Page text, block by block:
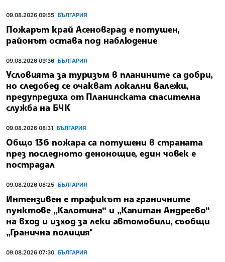
09.08.2026 09:55 БЪЛГАРИЯ
Пожарът край Асеновград е потушен,
районът остава под наблюдение
09.08.2026 09:36 БЪЛГАРИЯ
Условията за туризъм в планините са добри,
но следобед се очакват локални валежи,
предупредиха от Планинската спасителна
служба на БЧК
09.08.2026 08:31 БЪЛГАРИЯ
Общо 136 пожара са потушени в страната
през последното денонощие, един човек е
пострадал
09.08.2026 08:25 БЪЛГАРИЯ
Интензивен е трафикът на граничните
пунктове „Калотина“ и „Капитан Андреево“
на вход и изход за леки автомобили, съобщи
„Гранична полиция"
09.08.2026 07:30 БЪЛГАРИЯ